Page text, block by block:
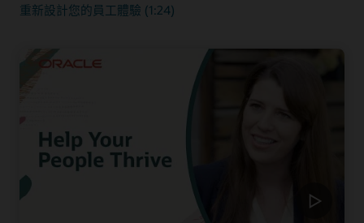
重新設計您的員工體驗 (1:24)